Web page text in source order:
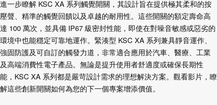
進一步瞭解 KSC XA 系列觸覺開關，其設計旨在提供極其柔和的按
壓聲、精準的觸覺回饋以及卓越的耐用性。這些開關的額定壽命高
達 100 萬次，並具備 IP67 級密封性能，即使在對噪音敏感或惡劣的
環境中也能穩定可靠地運作。緊湊型 KSC XA 系列兼具靜音運作、
強固防護及可自訂的觸發力道，非常適合應用於汽車、醫療、工業
及高端消費性電子產品。無論是提升使用者舒適度或確保長期性
能，KSC XA 系列都是嚴苛設計需求的理想解決方案。觀看影片，瞭
解這些創新開關如何為您的下一個專案增添價值。